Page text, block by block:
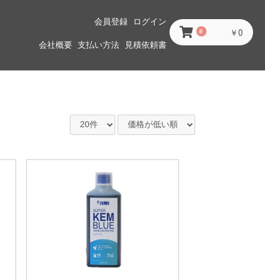
会員登録 ログイン
会社概要 支払い方法 見積依頼書
0 ￥0